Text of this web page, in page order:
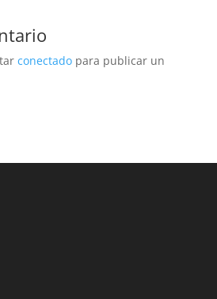
conectadopara publicar un